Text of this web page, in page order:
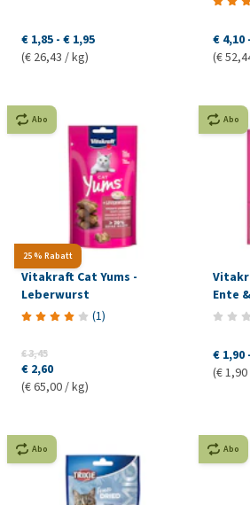
€ 1,85 - € 1,95
(€ 26,43 / kg)
€ 4,10 -
(€
25 % Rabatt
Abo
Vitakraft Cat Yums -
Leberwurst
(1)
€ 3,45
€ 2,60
(€ 65,00 / kg)
Abo
Ente
€ 1,90 -
(€
Abo Abo